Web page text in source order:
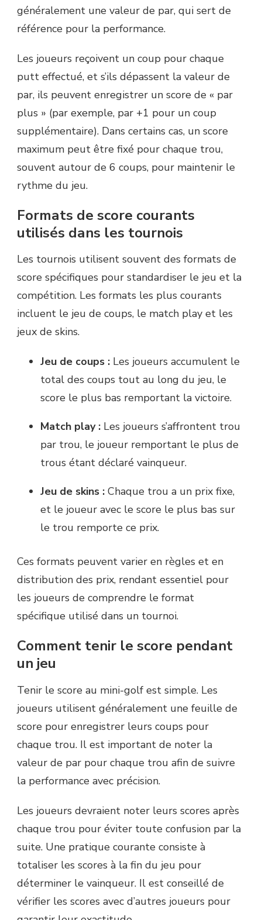
généralement une valeur de par, qui sert de
référence pour la performance.
Les joueurs reçoivent un coup pour chaque
putt effectué, et s’ils dépassent la valeur de
par, ils peuvent enregistrer un score de « par
plus » (par exemple, par +1 pour un coup
supplémentaire). Dans certains cas, un score
maximum peut être fixé pour chaque trou,
souvent autour de 6 coups, pour maintenir le
rythme du jeu.
Formats de score courants
utilisés dans les tournois
Les tournois utilisent souvent des formats de
score spécifiques pour standardiser le jeu et la
compétition. Les formats les plus courants
incluent le jeu de coups, le match play et les
jeux de skins.
Jeu de coups : Les joueurs accumulent le
total des coups tout au long du jeu, le
score le plus bas remportant la victoire.
Match play : Les joueurs s’affrontent trou
par trou, le joueur remportant le plus de
trous étant déclaré vainqueur.
Jeu de skins : Chaque trou a un prix fixe,
et le joueur avec le score le plus bas sur
le trou remporte ce prix.
Ces formats peuvent varier en règles et en
distribution des prix, rendant essentiel pour
les joueurs de comprendre le format
spécifique utilisé dans un tournoi.
Comment tenir le score pendant
un jeu
Tenir le score au mini-golf est simple. Les
joueurs utilisent généralement une feuille de
score pour enregistrer leurs coups pour
chaque trou. Il est important de noter la
valeur de par pour chaque trou afin de suivre
la performance avec précision.
Les joueurs devraient noter leurs scores après
chaque trou pour éviter toute confusion par la
suite. Une pratique courante consiste à
totaliser les scores à la fin du jeu pour
déterminer le vainqueur. Il est conseillé de
vérifier les scores avec d’autres joueurs pour